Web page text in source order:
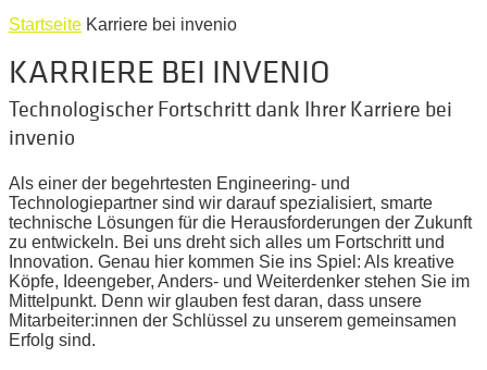
Startseite Karriere bei invenio
KARRIERE BEI INVENIO
Technologischer Fortschritt dank Ihrer Karriere bei
invenio
Als einer der begehrtesten Engineering- und
Technologiepartner sind wir darauf spezialisiert, smarte
technische Lösungen für die Herausforderungen der Zukunft
zu entwickeln. Bei uns dreht sich alles um Fortschritt und
Innovation. Genau hier kommen Sie ins Spiel: Als kreative
Köpfe, Ideengeber, Anders- und Weiterdenker stehen Sie im
Mittelpunkt. Denn wir glauben fest daran, dass unsere
Mitarbeiter:innen der Schlüssel zu unserem gemeinsamen
Erfolg sind.